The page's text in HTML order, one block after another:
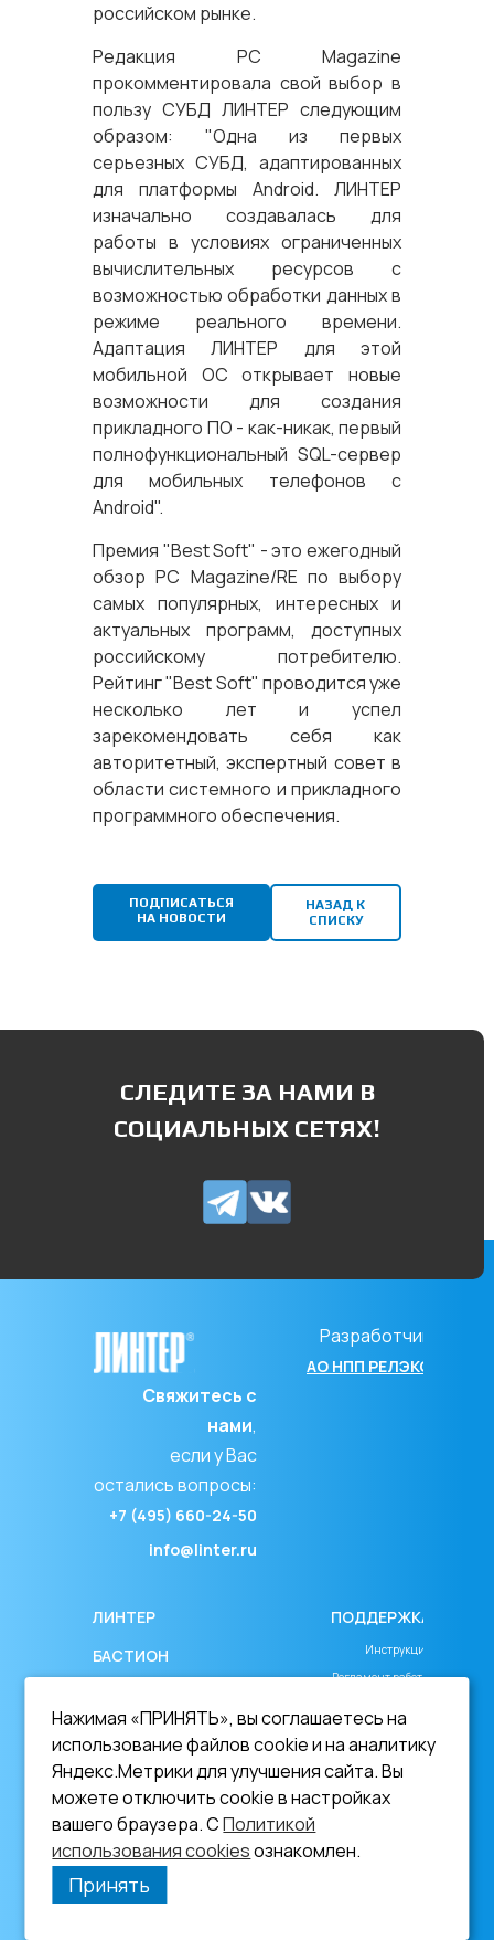
российском рынке.
Редакция PC Magazine
прокомментировала свой выбор в
пользу СУБД ЛИНТЕР следующим
образом: "Одна из первых
серьезных СУБД, адаптированных
для платформы Android. ЛИНТЕР
изначально создавалась для
работы в условиях ограниченных
вычислительных ресурсов с
возможностью обработки данных в
режиме реального времени.
Адаптация ЛИНТЕР для этой
мобильной ОС открывает новые
возможности для создания
прикладного ПО - как-никак, первый
полнофункциональный SQL-сервер
для мобильных телефонов с
Android".
Премия "Best Soft" - это ежегодный
обзор PC Magazine/RE по выбору
самых популярных, интересных и
актуальных программ, доступных
российскому потребителю.
Рейтинг "Best Soft" проводится уже
несколько лет и успел
зарекомендовать себя как
авторитетный, экспертный совет в
области системного и прикладного
программного обеспечения.
ПОДПИСАТЬСЯ
НА НОВОСТИ
НАЗАД К
СПИСКУ
СЛЕДИТЕ ЗА НАМИ В
СОЦИАЛЬНЫХ СЕТЯХ!
Разработчик
АО НПП РЕЛЭКС
Свяжитесь с
нами,
если у Вас
остались вопросы:
+7 (495) 660-24-50
info@linter.ru
ЛИНТЕР
БАСТИОН
ДОКУМЕНТАЦИЯ
On-line документация
Документация в
формате PDF
ОБУЧЕНИЕ
НОВОСТИ
ПОДДЕРЖКА
Инструкция
Регламент работы
_________________
Политика в области ПДн
Согласие на обработку ПДн
Политика использования cookies
Нажимая «ПРИНЯТЬ», вы соглашаетесь на
использование файлов cookie и на аналитику
Яндекс.Метрики для улучшения сайта. Вы
можете отключить cookie в настройках
вашего браузера. СПолитикой
использования cookiesознакомлен.
Принять